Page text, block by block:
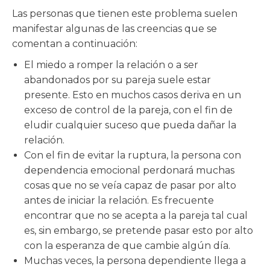
Las personas que tienen este problema suelen
manifestar algunas de las creencias que se
comentan a continuación:
El miedo a romper la relación o a ser
abandonados por su pareja suele estar
presente. Esto en muchos casos deriva en un
exceso de control de la pareja, con el fin de
eludir cualquier suceso que pueda dañar la
relación.
Con el fin de evitar la ruptura, la persona con
dependencia emocional perdonará muchas
cosas que no se veía capaz de pasar por alto
antes de iniciar la relación. Es frecuente
encontrar que no se acepta a la pareja tal cual
es, sin embargo, se pretende pasar esto por alto
con la esperanza de que cambie algún día.
Muchas veces, la persona dependiente llega a